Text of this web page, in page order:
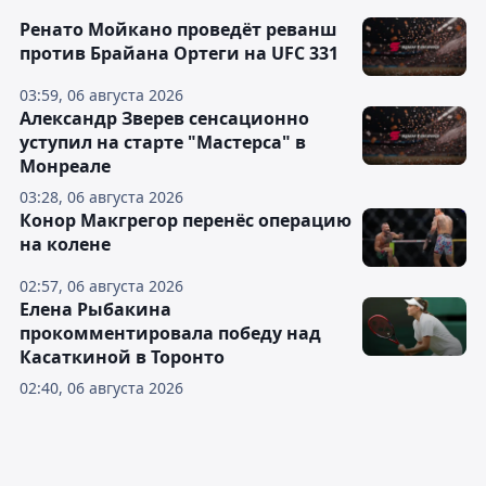
03:59, 06 августа 2026
Ренато Мойкано проведёт реванш
против Брайана Ортеги на UFC 331
03:28, 06 августа 2026
Александр Зверев сенсационно
уступил на старте "Мастерса" в
Монреале
02:57, 06 августа 2026
Конор Макгрегор перенёс операцию
на колене
02:40, 06 августа 2026
Елена Рыбакина
прокомментировала победу над
Касаткиной в Торонто